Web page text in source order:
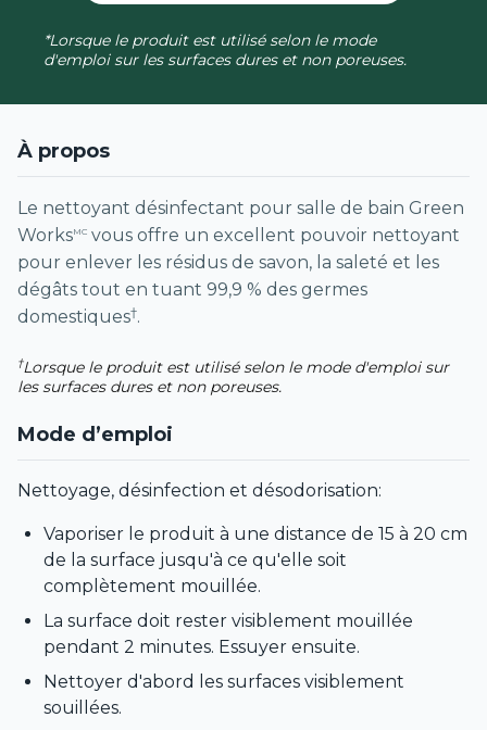
*Lorsque le produit est utilisé selon le mode
d'emploi sur les surfaces dures et non poreuses.
À propos
Le nettoyant désinfectant pour salle de bain Green
WorksMC vous offre un excellent pouvoir nettoyant
pour enlever les résidus de savon, la saleté et les
dégâts tout en tuant 99,9 % des germes
domestiques†.
†Lorsque le produit est utilisé selon le mode d'emploi sur
les surfaces dures et non poreuses.
Mode d’emploi
Nettoyage, désinfection et désodorisation:
Vaporiser le produit à une distance de 15 à 20 cm
de la surface jusqu'à ce qu'elle soit
complètement mouillée.
La surface doit rester visiblement mouillée
pendant 2 minutes. Essuyer ensuite.
Nettoyer d'abord les surfaces visiblement
souillées.